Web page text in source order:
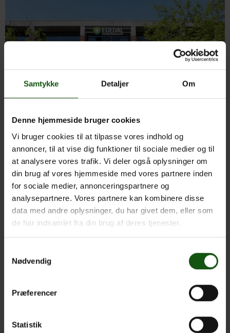
Samtykke Detaljer Om
Denne hjemmeside bruger cookies
Vi bruger cookies til at tilpasse vores indhold og
annoncer, til at vise dig funktioner til sociale medier og til
at analysere vores trafik. Vi deler også oplysninger om
din brug af vores hjemmeside med vores partnere inden
for sociale medier, annonceringspartnere og
analysepartnere. Vores partnere kan kombinere disse
data med andre oplysninger, du har givet dem, eller som
de har indsamlet fra din brug af deres tjenester.
Nødvendig
Præferencer
Statistik
For de elever, som starter på Egedal Gym & HF efter
sommerferien er der planlagt introaktiviteter og hyttetur,
som skal dækkes ved egenbetaling på 250 kroner.
Linket til betalingsmodulet findes ved at scanne qr-koden
eller klikke her:
https://www.place2book.com/da/sw2/sales/i0ukds06ah